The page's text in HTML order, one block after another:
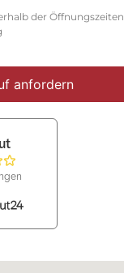
der Öffnungszeiten
anfordern